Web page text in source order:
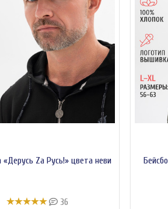
«Дерусь Zа Русь!» цвета неви
36